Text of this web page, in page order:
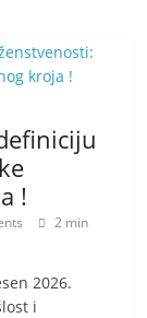
!
2 min
2026.
i